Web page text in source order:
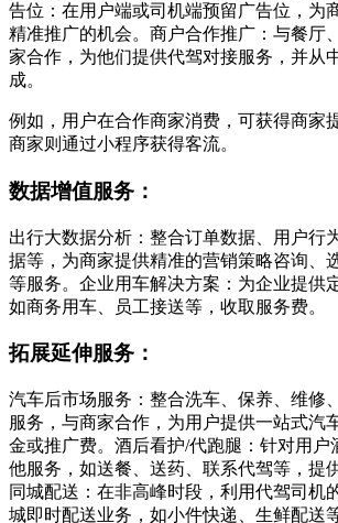
告位：在用户端或司机端预留广告位，为
精准推广的机会。商户合作推广：与餐厅
家合作，为他们提供代驾对接服务，并从
成。
例如，用户在合作商家消费，可获得商家
商家则通过小程序获得客流。
数据增值服务：
出行大数据分析：整合订单数据、用户行
据等，为商家提供精准的营销策略咨询、
等服务。企业用车解决方案：为企业提供
如商务用车、员工接送等，收取服务费。
拓展延伸服务：
汽车后市场服务：整合洗车、保养、维修
服务，与商家合作，为用户提供一站式汽
金或推广费。酒后看护/代跑腿：针对用户
他服务，如送餐、送药、联系代驾等，提
同城配送：在非高峰时段，利用代驾司机
城即时配送业务，如小件快递、生鲜配送